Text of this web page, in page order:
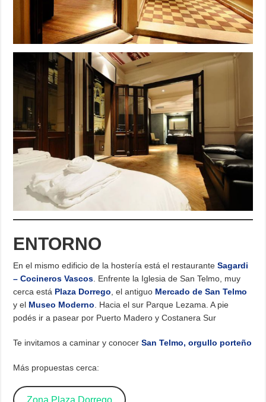
ENTORNO
En el mismo edificio de la hostería está el restauranteSagardi
– Cocineros Vascos. Enfrente la Iglesia de San Telmo, muy
cerca está Plaza Dorrego, el antiguo Mercado de San Telmo
y el Museo Moderno. Hacia el sur Parque Lezama. A pie
podés ir a pasear por Puerto Madero y Costanera Sur
Te invitamos a caminar y conocerSan Telmo, orgullo porteño
Más propuestas cerca:
Zona Plaza Dorrego